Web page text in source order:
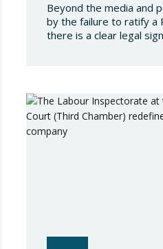
Beyond the media and
by the failure to ratify a
there is a clear legal
the…